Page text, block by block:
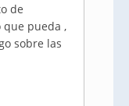
de
pueda ,
sobre las